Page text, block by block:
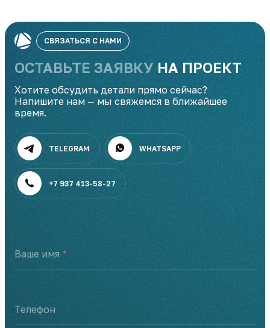
СВЯЗАТЬСЯ С НАМИ
ОСТАВЬТЕ ЗАЯВКУ НА ПРОЕКТ
Хотите обсудить детали прямо сейчас?
Напишите нам — мы свяжемся в ближайшее
время.
TELEGRAM WHATSAPP
+7 937 413-58-27
Ваше имя
Телефон